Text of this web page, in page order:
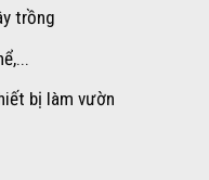
trồng
bị làm vườn